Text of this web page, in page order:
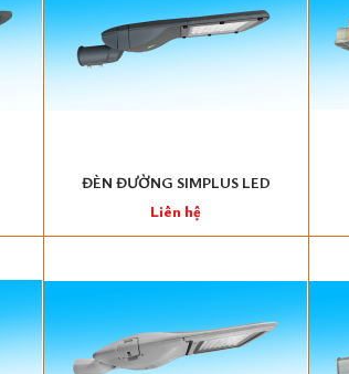
ĐÈN ĐƯỜNG SIMPLUS LED
Liên hệ